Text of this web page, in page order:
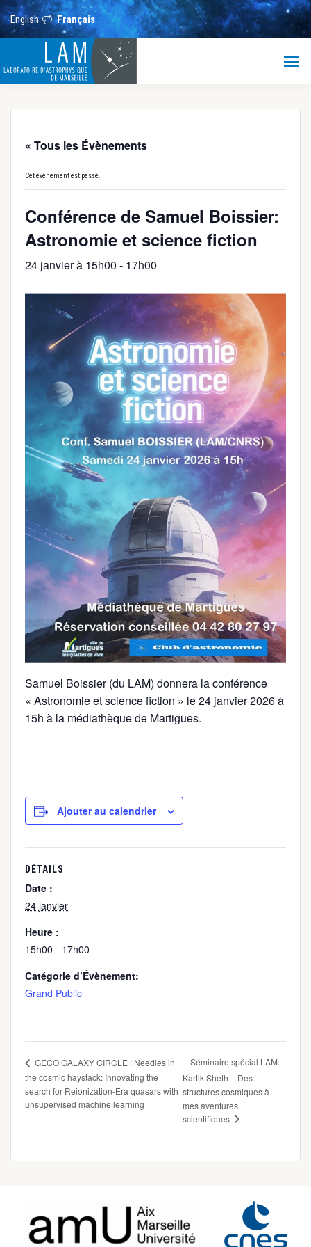
Passer
au
contenu
principal
Passer
à
la
Passer
au
pied
English Français
« Tous les Évènements
Cet évènement est passé.
Conférence de Samuel Boissier:
Astronomie et science fiction
24 janvier à 15h00 - 17h00
Samuel Boissier (du LAM) donnera la conférence
« Astronomie et science fiction » le 24 janvier 2026 à
15h à la médiathèque de Martigues.
Ajouter au calendrier
DÉTAILS
Date :
24 janvier
Heure :
15h00 - 17h00
Catégorie d’Évènement:
Grand Public
GECO GALAXY CIRCLE : Needles in
the cosmic haystack: Innovating the
search for Reionization-Era quasars with
unsupervised machine learning
Séminaire spécial LAM:
Kartik Sheth – Des
structures cosmiques à
mes aventures
scientifiques